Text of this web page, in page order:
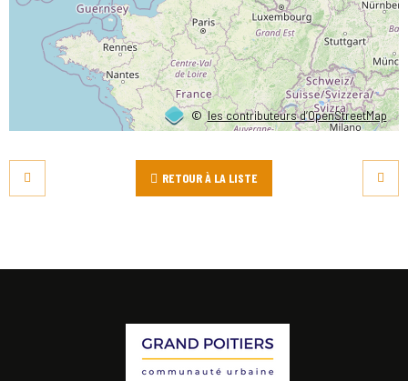
©les contributeurs d’OpenStreetMap
RETOUR À LA LISTE